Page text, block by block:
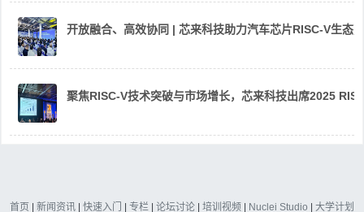
开放融合、高效协同 | 芯来科技助力汽车芯片RISC-V生态
聚焦RISC-V技术突破与市场增长，芯来科技出席2025
首页 新闻资讯 快速入门 专栏 论坛讨论 培训视频 Nuclei Studio 大学计划